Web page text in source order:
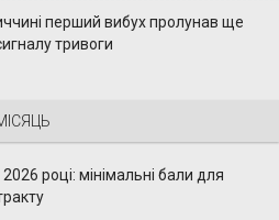
перший вибух пролунав ще
тривоги
році: мінімальні бали для